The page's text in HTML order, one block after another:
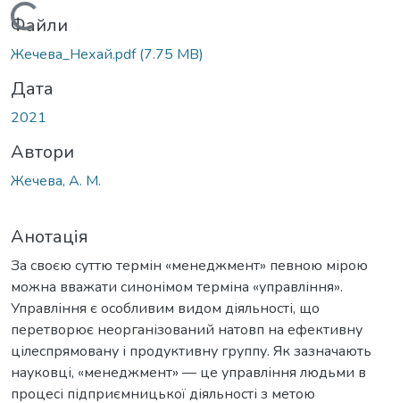
Вантажиться...
Файли
Жечева_Нехай.pdf(7.75 MB)
Дата
2021
Автори
Жечева, А. М.
Анотація
За своєю суттю термін «менеджмент» певною мірою
можна вважати синонімом терміна «управління».
Управління є особливим видом діяльності, що
перетворює неорганізований натовп на ефективну
цілеспрямовану і продуктивну группу. Як зазначають
науковці, «менеджмент» — це управління людьми в
процесі підприємницької діяльності з метою